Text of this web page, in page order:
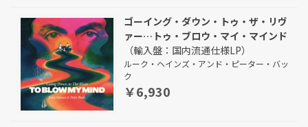
ゴーイング・ダウン・トゥ・ザ・リヴ
ァー…トゥ・ブロウ・マイ・マインド
（輸入盤：国内流通仕様LP）
ルーク・ヘインズ・アンド・ピーター・バッ
ク
￥6,930